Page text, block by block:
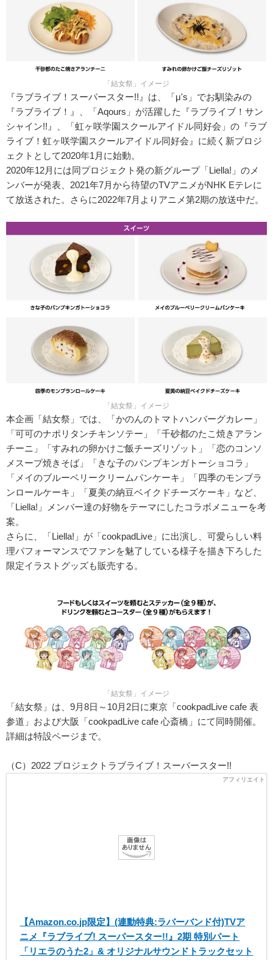
「結女祭」イメージ
『ラブライブ！スーパースター!!』は、「μ's」でお馴染みの
『ラブライブ！』、「Aqours」が活躍した『ラブライブ！サン
シャイン!!』、「虹ヶ咲学園スクールアイドル同好会」の『ラブ
ライブ！虹ヶ咲学園スクールアイドル同好会』に続く新プロジ
ェクトとして2020年1月に始動。
2020年12月には同プロジェクト発の新グループ「Liella!」のメ
ンバーが発表、2021年7月から待望のTVアニメがNHK Eテレに
て放送された。さらに2022年7月よりアニメ第2期の放送中だ。
「結女祭」イメージ
本企画「結女祭」では、「かのんのトマトハンバーグカレー」
「可可のナポリタンチキンソテー」「千砂都のたこ焼きアラン
チーニ」「すみれの卵かけご飯チーズリゾット」「恋のコンソ
メスープ焼きそば」「きな子のパンプキンガトーショコラ」
「メイのブルーベリークリームパンケーキ」「四季のモンブラ
ンロールケーキ」「夏美の納豆ベイクドチーズケーキ」など、
「Liella!」メンバー達の好物をテーマにしたコラボメニューを考
案。
さらに、「Liella!」が「cookpadLive」に出演し、可愛らしい料
理パフォーマンスでファンを魅了している様子を描き下ろした
限定イラストグッズも販売する。
「結女祭」イメージ
「結女祭」は、9月8日～10月2日に東京「cookpadLive cafe 表
参道」および大阪「cookpadLive cafe 心斎橋」にて同時開催。
詳細は特設ページまで。
（C）2022 プロジェクトラブライブ！スーパースター!!
【Amazon.co.jp限定】(連動特典:ラバーバンド付)TVア
ニメ『ラブライブ! スーパースター!!』2期 特別パート
「リエラのうた2」& オリジナルサウンドトラックセット